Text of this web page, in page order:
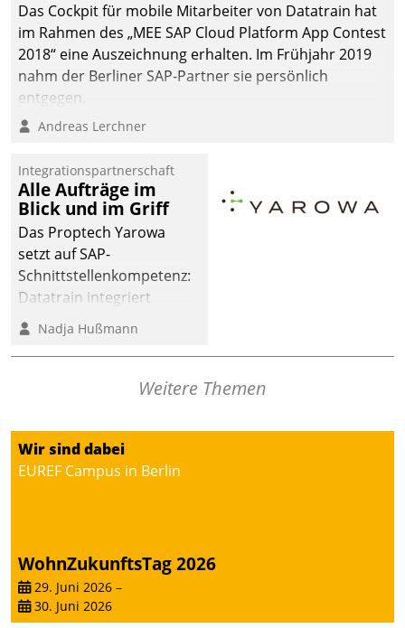
Das Cockpit für mobile Mitarbeiter von Datatrain hat
im Rahmen des „MEE SAP Cloud Platform App Contest
2018“ eine Auszeichnung erhalten. Im Frühjahr 2019
nahm der Berliner SAP-Partner sie persönlich
entgegen.
Andreas Lerchner
Integrationspartnerschaft
Alle Aufträge im
Blick und im Griff
Das Proptech Yarowa
setzt auf SAP-
Schnittstellenkompetenz:
Datatrain integriert
Yarowas Portal zur
Vergabe und Verwaltung
von Aufträgen der
SAP-Systemlandschaft
deutscher
Wohnungsunternehmen
Dienstleisterauftrag.
Nadja Hußmann
Weitere Themen
Wir sind dabei
EUREF Campus in Berlin
WohnZukunftsTag 2026
29. Juni 2026 –
30. Juni 2026